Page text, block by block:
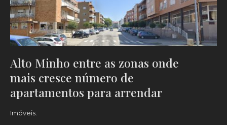
Alto Minho entre as zonas onde
mais cresce número de
apartamentos para arrendar
Imóveis.